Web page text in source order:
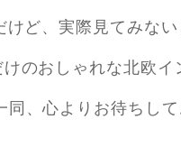
ど、実際見てみない
のおしゃれな北欧
、心よりお待ちして